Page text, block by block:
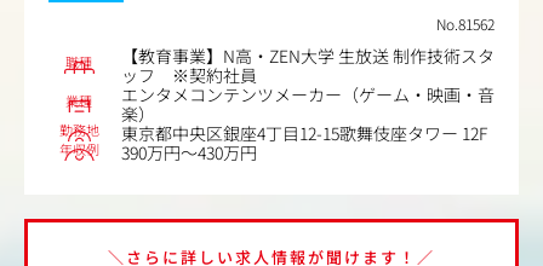
No.81562
職種
【教育事業】N高・ZEN大学 生放送 制作技術スタ
ッフ ※契約社員
業種
エンタメコンテンツメーカー（ゲーム・映画・音
楽）
勤務地 東京都中央区銀座4丁目12-15歌舞伎座タワー 12F
年収例 390万円～430万円
＼さらに詳しい求人情報が聞けます！／